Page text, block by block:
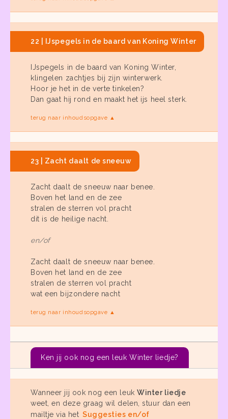
22 | IJspegels in de baard van Koning Winter
IJspegels in de baard van Koning Winter,
klingelen zachtjes bij zijn winterwerk.
Hoor je het in de verte tinkelen?
Dan gaat hij rond en maakt het ijs heel sterk.
terug naar inhoudsopgave ▲
23 | Zacht daalt de sneeuw
Zacht daalt de sneeuw naar benee.
Boven het land en de zee
stralen de sterren vol pracht
dit is de heilige nacht.
en/of
Zacht daalt de sneeuw naar benee.
Boven het land en de zee
stralen de sterren vol pracht
wat een bijzondere nacht
terug naar inhoudsopgave ▲
Ken jij ook nog een leuk Winter liedje?
Wanneer jij ook nog een leukWinter liedje
weet, en deze graag wil delen, stuur dan een
mailtje via het Suggesties en/of